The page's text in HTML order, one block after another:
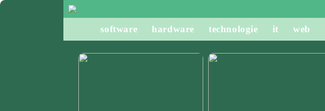
software hardware technologie it web